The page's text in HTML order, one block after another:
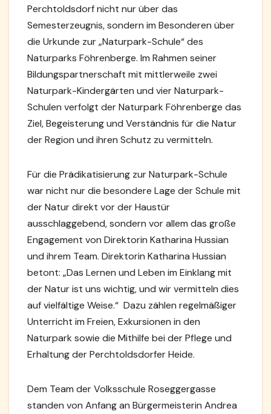
Perchtoldsdorf nicht nur über das
Semesterzeugnis, sondern im Besonderen über
die Urkunde zur „Naturpark-Schule“ des
Naturparks Föhrenberge. Im Rahmen seiner
Bildungspartnerschaft mit mittlerweile zwei
Naturpark-Kindergärten und vier Naturpark-
Schulen verfolgt der Naturpark Föhrenberge das
Ziel, Begeisterung und Verständnis für die Natur
der Region und ihren Schutz zu vermitteln.
Für die Prädikatisierung zur Naturpark-Schule
war nicht nur die besondere Lage der Schule mit
der Natur direkt vor der Haustür
ausschlaggebend, sondern vor allem das große
Engagement von Direktorin Katharina Hussian
und ihrem Team. Direktorin Katharina Hussian
betont: „Das Lernen und Leben im Einklang mit
der Natur ist uns wichtig, und wir vermitteln dies
auf vielfältige Weise.“ Dazu zählen regelmäßiger
Unterricht im Freien, Exkursionen in den
Naturpark sowie die Mithilfe bei der Pflege und
Erhaltung der Perchtoldsdorfer Heide.
Dem Team der Volksschule Roseggergasse
standen von Anfang an Bürgermeisterin Andrea